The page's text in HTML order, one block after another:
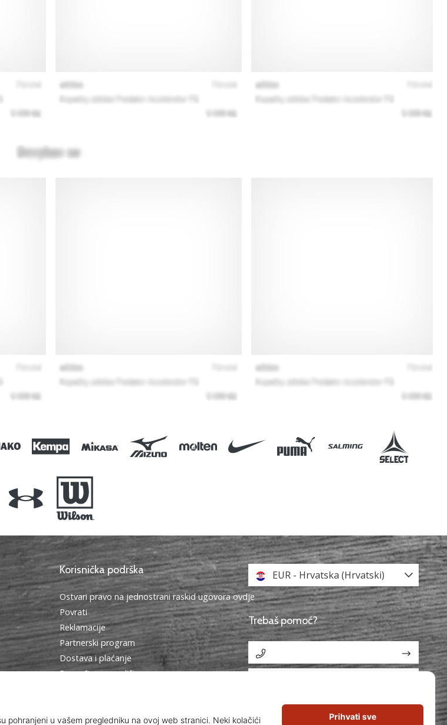
Korisnička podrška
Ostvari pravo na jednostrani raskid ugovora ovdje
Povrati
Reklamacije
Partnerski program
Dostava i plaćanje
Pronađi pravu veličinu
Pravila o zaštiti osobnih podataka
EUR - Hrvatska (Hrvatski)
Trebaš pomoć?